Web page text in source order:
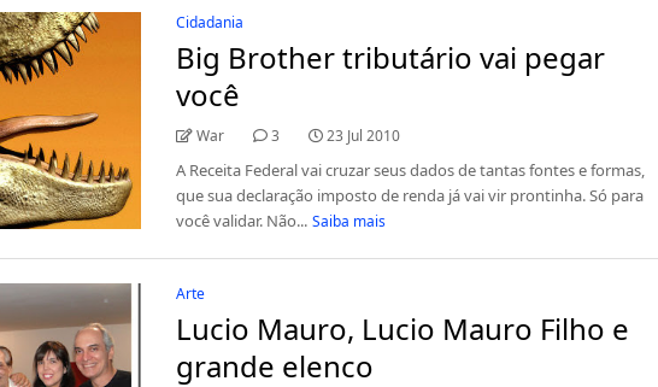
Cidadania
Big Brother tributário vai pegar
você
War 3 23 Jul 2010
A Receita Federal vai cruzar seus dados de tantas fontes e formas,
que sua declaração imposto de renda já vai vir prontinha. Só para
você validar. Não... Saiba mais
Arte
Lucio Mauro, Lucio Mauro Filho e
grande elenco